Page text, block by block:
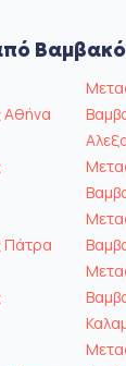
Αθήνα
Πάτρα